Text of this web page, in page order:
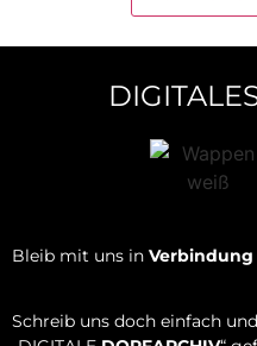
Bleib mit uns in Verbindung
Schreib uns doch einfach